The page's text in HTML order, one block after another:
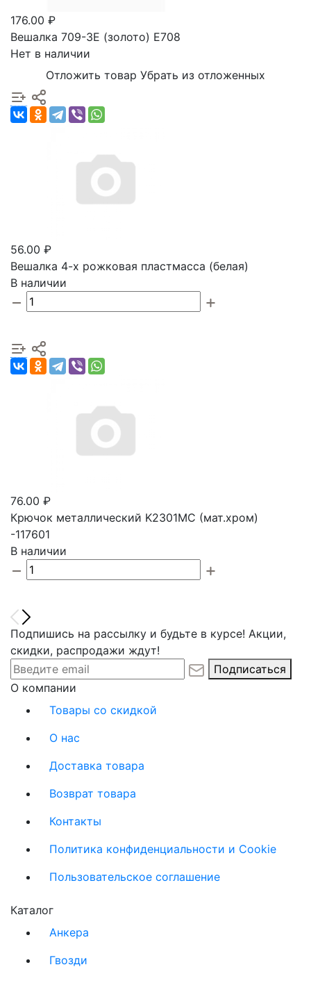
176.00 ₽
Вешалка 709-3Е (золото) Е708
Нет в наличии
Отложить товар Убрать из отложенных
56.00 ₽
Вешалка 4-х рожковая пластмасса (белая)
В наличии
76.00 ₽
Крючок металлический K2301MC (мат.хром)
-117601
В наличии
Подпишись на рассылку и будьте в курсе! Акции,
скидки, распродажи ждут!
Подписаться
О компании
Товары со скидкой
О нас
Доставка товара
Возврат товара
Контакты
Политика конфиденциальности и Cookie
Пользовательское соглашение
Каталог
Анкера
Гвозди